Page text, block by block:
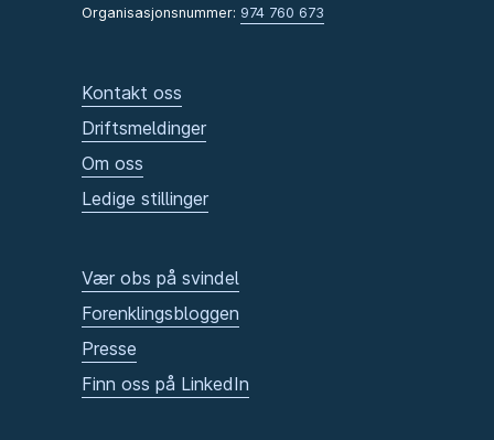
Organisasjonsnummer: 974 760 673
Kontakt oss
Driftsmeldinger
Om oss
Ledige stillinger
Vær obs på svindel
Forenklingsbloggen
Presse
Finn oss på LinkedIn